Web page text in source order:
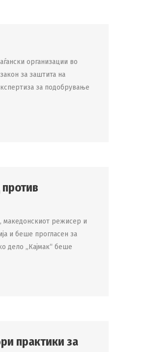
организации во
за заштита на
за подобрување
македонскиот режисер и
и беше прогласен за
дело „Кајмак“ беше
практики за